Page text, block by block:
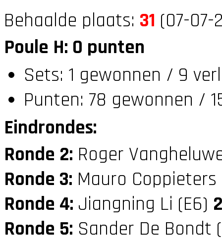
Behaalde plaats: 31 (07-07-
Poule H: 0 punten
Sets: 1 gewonnen / 9
Punten: 78 gewonnen /
Eindrondes:
Ronde 2: Roger
Ronde 3: Mauro
Ronde 4: Jiangning Li (E6)
Ronde 5: Sander De Bondt